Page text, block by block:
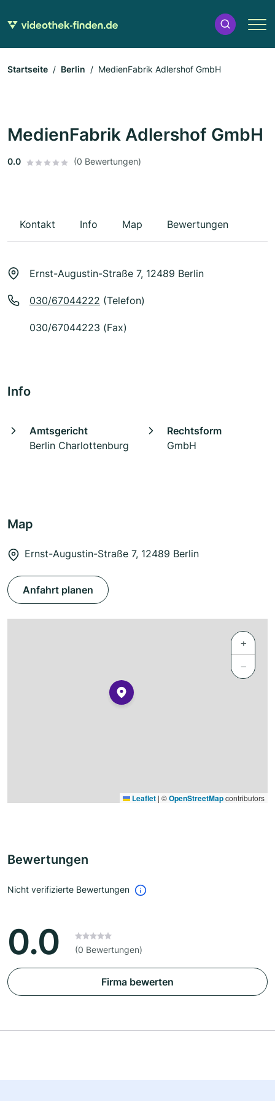
Startseite Berlin MedienFabrik Adlershof GmbH
MedienFabrik Adlershof GmbH
0.0 (0 Bewertungen)
Kontakt Info Map Bewertungen
Ernst-Augustin-Straße 7, 12489 Berlin
030/67044222 (Telefon)
030/67044223 (Fax)
Info
Amtsgericht
Berlin Charlottenburg
Rechtsform
GmbH
Map
Ernst-Augustin-Straße 7, 12489 Berlin
Anfahrt planen
+
−
Leaflet | ©OpenStreetMapcontributors
Bewertungen
Nicht verifizierte Bewertungen
0.0 (0 Bewertungen)
Firma bewerten